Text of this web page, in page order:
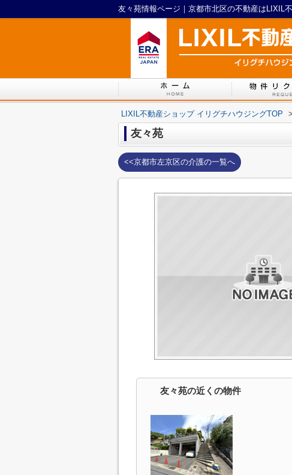
友々苑情報ページ｜京都市北区の不動産はLIXIL
LIXIL不動産ショップ イリグチハウジングTOP >
友々苑
<<京都市左京区の介護の一覧へ
友々苑の近くの物件